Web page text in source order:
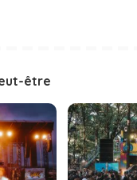
être